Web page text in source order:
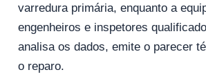
varredura primária, enquanto a
engenheiros e inspetores
analisa os dados, emite o parecer
o reparo.